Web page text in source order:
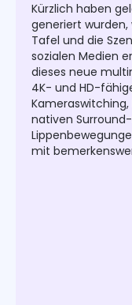
Kürzlich haben
generiert
Tafel und die
sozialen Medien
dieses neue
4K- und HD-
nativen
mit